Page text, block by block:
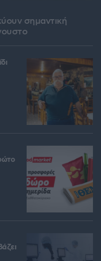
σημαντική